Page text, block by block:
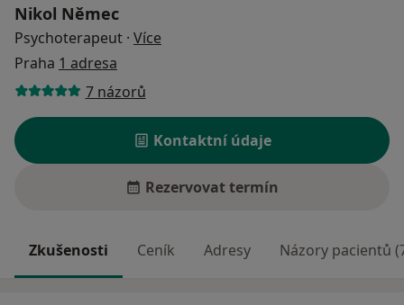
Nikol Němec
Psychoterapeut · Více
Praha 1 adresa
7 názorů
Kontaktní údaje
Rezervovat termín
Zkušenosti Ceník Adresy Názory pacientů